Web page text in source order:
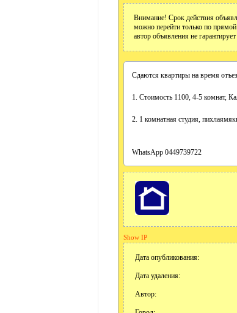
Внимание! Срок действия
можно перейти только по
автор объявления не
Сдаются квартиры на время
1. Стоимость 1100, 4-5 комнат,
2. 1 комнатная студия,
WhatsApp 0449739722
Show IP
Дата опубликования:
Дата удаления:
Автор: